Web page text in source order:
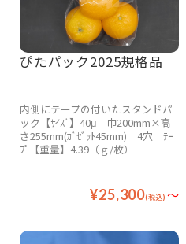
ぴたパック2025規格品
¥25,300(税込) ～
内側にテープの付いたスタンドパ
ック【ｻｲｽﾞ】40μ 巾200mm×高
さ255mm(ｶﾞｾﾞｯﾄ45mm) 4穴 ﾃｰ
ﾌﾟ【重量】4.39（ｇ/枚）